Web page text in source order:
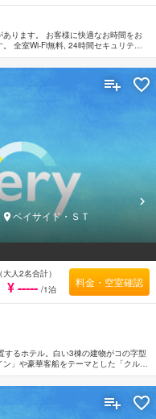
ります。 お客様に快適なお時間をお
全室Wi-Fi無料, 24時間セキュリティ,
内施設を思う存分ご活用ください。
おります。 当施設ではさまざまなレ
には、東京ベイ東急ホテルで素敵なお
るホテル。白い3棟の建物がコの字型
」や豪華客船をテーマとした「クルー
と広々としたバスルームの「プレジャ
インダイニングで美しい夜景を眺めな
ベイサイド・ＳＴ
人2名合計）
¥ ----- /1泊
料金・空室確認